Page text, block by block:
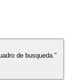
de busqueda."